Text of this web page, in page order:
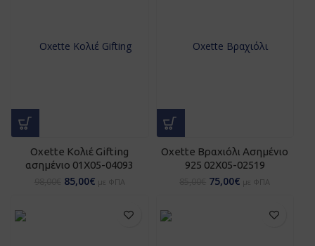
Oxette Κολιέ Gifting
ασημένιο 01X05-04093
85,00€ με ΦΠΑ
Oxette Βραχιόλι Aσημένιο
925 02X05-02519
75,00€ με ΦΠΑ